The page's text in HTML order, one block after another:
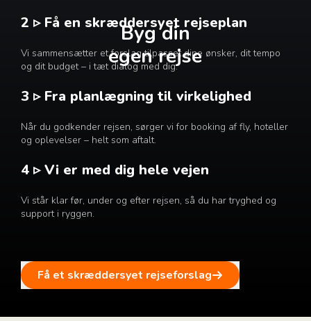
Byg din
egen rejse
2 ▹ Få en skræddersyet rejseplan
Vi sammensætter et forslag tilpasset dine ønsker, dit tempo
og dit budget – i tæt dialog med dig.
3 ▹ Fra planlægning til virkelighed
Når du godkender rejsen, sørger vi for booking af fly, hoteller
og oplevelser – helt som aftalt.
4 ▹ Vi er med dig hele vejen
Vi står klar før, under og efter rejsen, så du har tryghed og
support i ryggen.
Få et skræddersyet rejseforslag